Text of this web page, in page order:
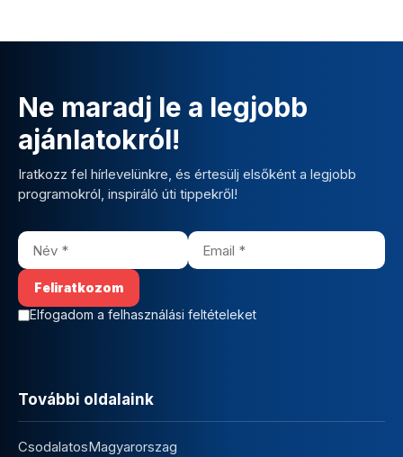
Ne maradj le a legjobb
ajánlatokról!
Iratkozz fel hírlevelünkre, és értesülj elsőként a legjobb
programokról, inspiráló úti tippekről!
Elfogadom a felhasználási feltételeket
További oldalaink
CsodalatosMagyarorszag